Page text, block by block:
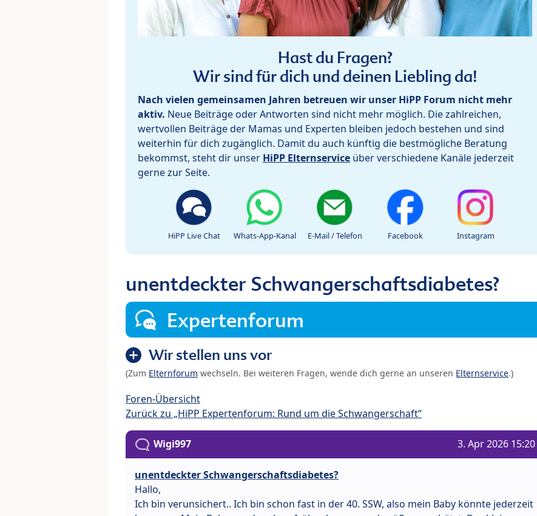
Hast du Fragen?
Wir sind für dich und deinen Liebling da!
Nach vielen gemeinsamen Jahren betreuen wir unser HiPP Forum nicht mehr
aktiv. Neue Beiträge oder Antworten sind nicht mehr möglich. Die zahlreichen,
wertvollen Beiträge der Mamas und Experten bleiben jedoch bestehen und sind
weiterhin für dich zugänglich. Damit du auch künftig die bestmögliche Beratung
bekommst, steht dir unser HiPP Elternservice über verschiedene Kanäle jederzeit
gerne zur Seite.
HiPP Live Chat Whats-App-Kanal E-Mail / Telefon Facebook Instagram
unentdeckter Schwangerschaftsdiabetes?
Expertenforum
Wir stellen uns vor
(Zum Elternforum wechseln. Bei weiteren Fragen, wende dich gerne an unseren Elternservice.)
Foren-Übersicht
Zurück zu „HiPP Expertenforum: Rund um die Schwangerschaft“
Wigi997 3. Apr 2026 15:20
unentdeckter Schwangerschaftsdiabetes?
Hallo,
Ich bin verunsichert.. Ich bin schon fast in der 40. SSW, also mein Baby könnte jederzeit